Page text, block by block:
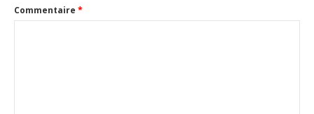
Commentaire *